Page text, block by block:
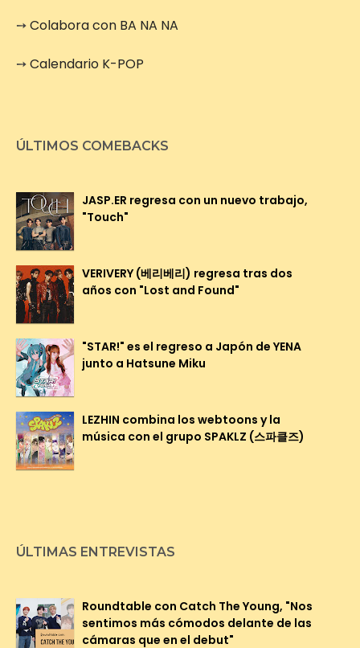
➙Colabora con BA NA NA
➙Calendario K-POP
ÚLTIMOS COMEBACKS
JASP.ER regresa con un nuevo trabajo,
"Touch"
VERIVERY (베리베리) regresa tras dos
años con "Lost and Found"
"STAR!" es el regreso a Japón de YENA
junto a Hatsune Miku
LEZHIN combina los webtoons y la
música con el grupo SPAKLZ (스파클즈)
ÚLTIMAS ENTREVISTAS
Roundtable con Catch The Young, "Nos
sentimos más cómodos delante de las
cámaras que en el debut"